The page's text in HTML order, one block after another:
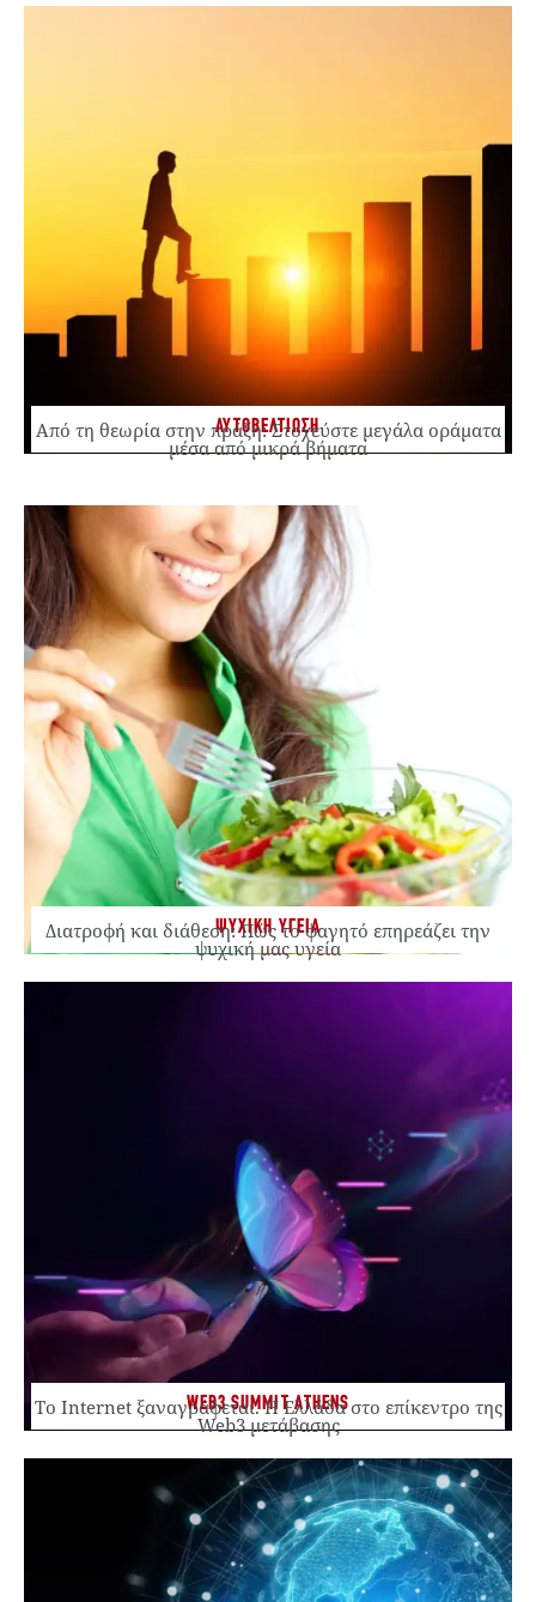
ΑΥΤΟΒΕΛΤΙΩΣΗ
Από τη θεωρία στην πράξη: Στοχεύστε μεγάλα οράματα
μέσα από μικρά βήματα
ΨΥΧΙΚΗ ΥΓΕΙΑ
Διατροφή και διάθεση: Πώς το φαγητό επηρεάζει την
ψυχική μας υγεία
WEB3 SUMMIT ATHENS
Το Internet ξαναγράφεται. Η Ελλάδα στο επίκεντρο της
Web3 μετάβασης